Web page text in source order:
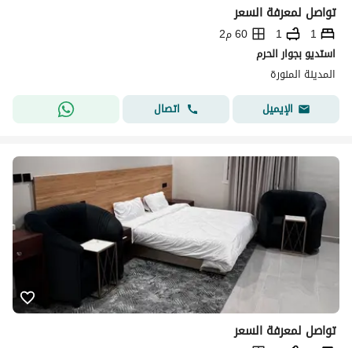
تواصل لمعرفة السعر
1
1
60 م2
استديو بجوار الحرم
المدينة المنورة
الإيميل
اتصال
تواصل لمعرفة السعر